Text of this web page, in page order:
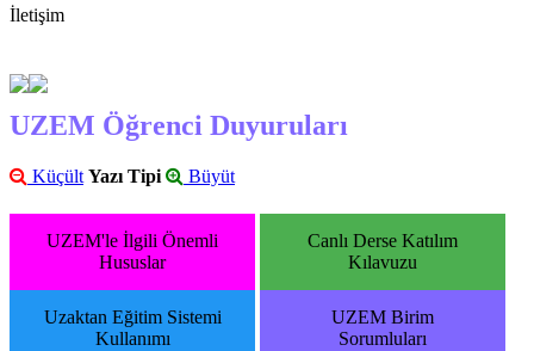
İletişim
UZEM Öğrenci Duyuruları
Küçült Yazı Tipi Büyüt
UZEM'le İlgili Önemli
Hususlar
Canlı Derse Katılım
Kılavuzu
Uzaktan Eğitim Sistemi
Kullanımı
UZEM Birim
Sorumluları